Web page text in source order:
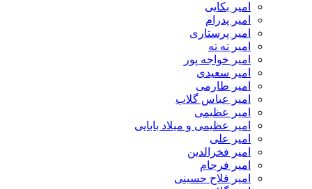
امیر بکایی
امیر پدرام
امیر پرستاری
امیر ته ته
امیر خواجه پور
امیر سعیدی
امیر طارمی
امیر عباس گلاب
امیر عظیمی
امیر عظیمی و میلاد بابایی
امیر علی
امیر فخرالدین
امیر فرجام
امیر فلاح حسینی